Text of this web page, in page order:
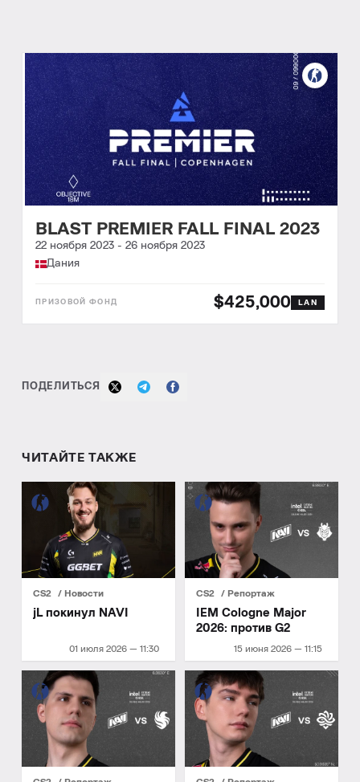
BLAST PREMIER FALL FINAL 2023
22 ноября 2023 - 26 ноября 2023
Дания
$425,000 LAN
ПОДЕЛИТЬСЯ
ЧИТАЙТЕ ТАКЖЕ
CS2 Новости
01 июля 2026 — 11:30
jL покинул NAVI
CS2 Репортаж
15 июня 2026 — 11:15
IEM Cologne Major
2026: против G2